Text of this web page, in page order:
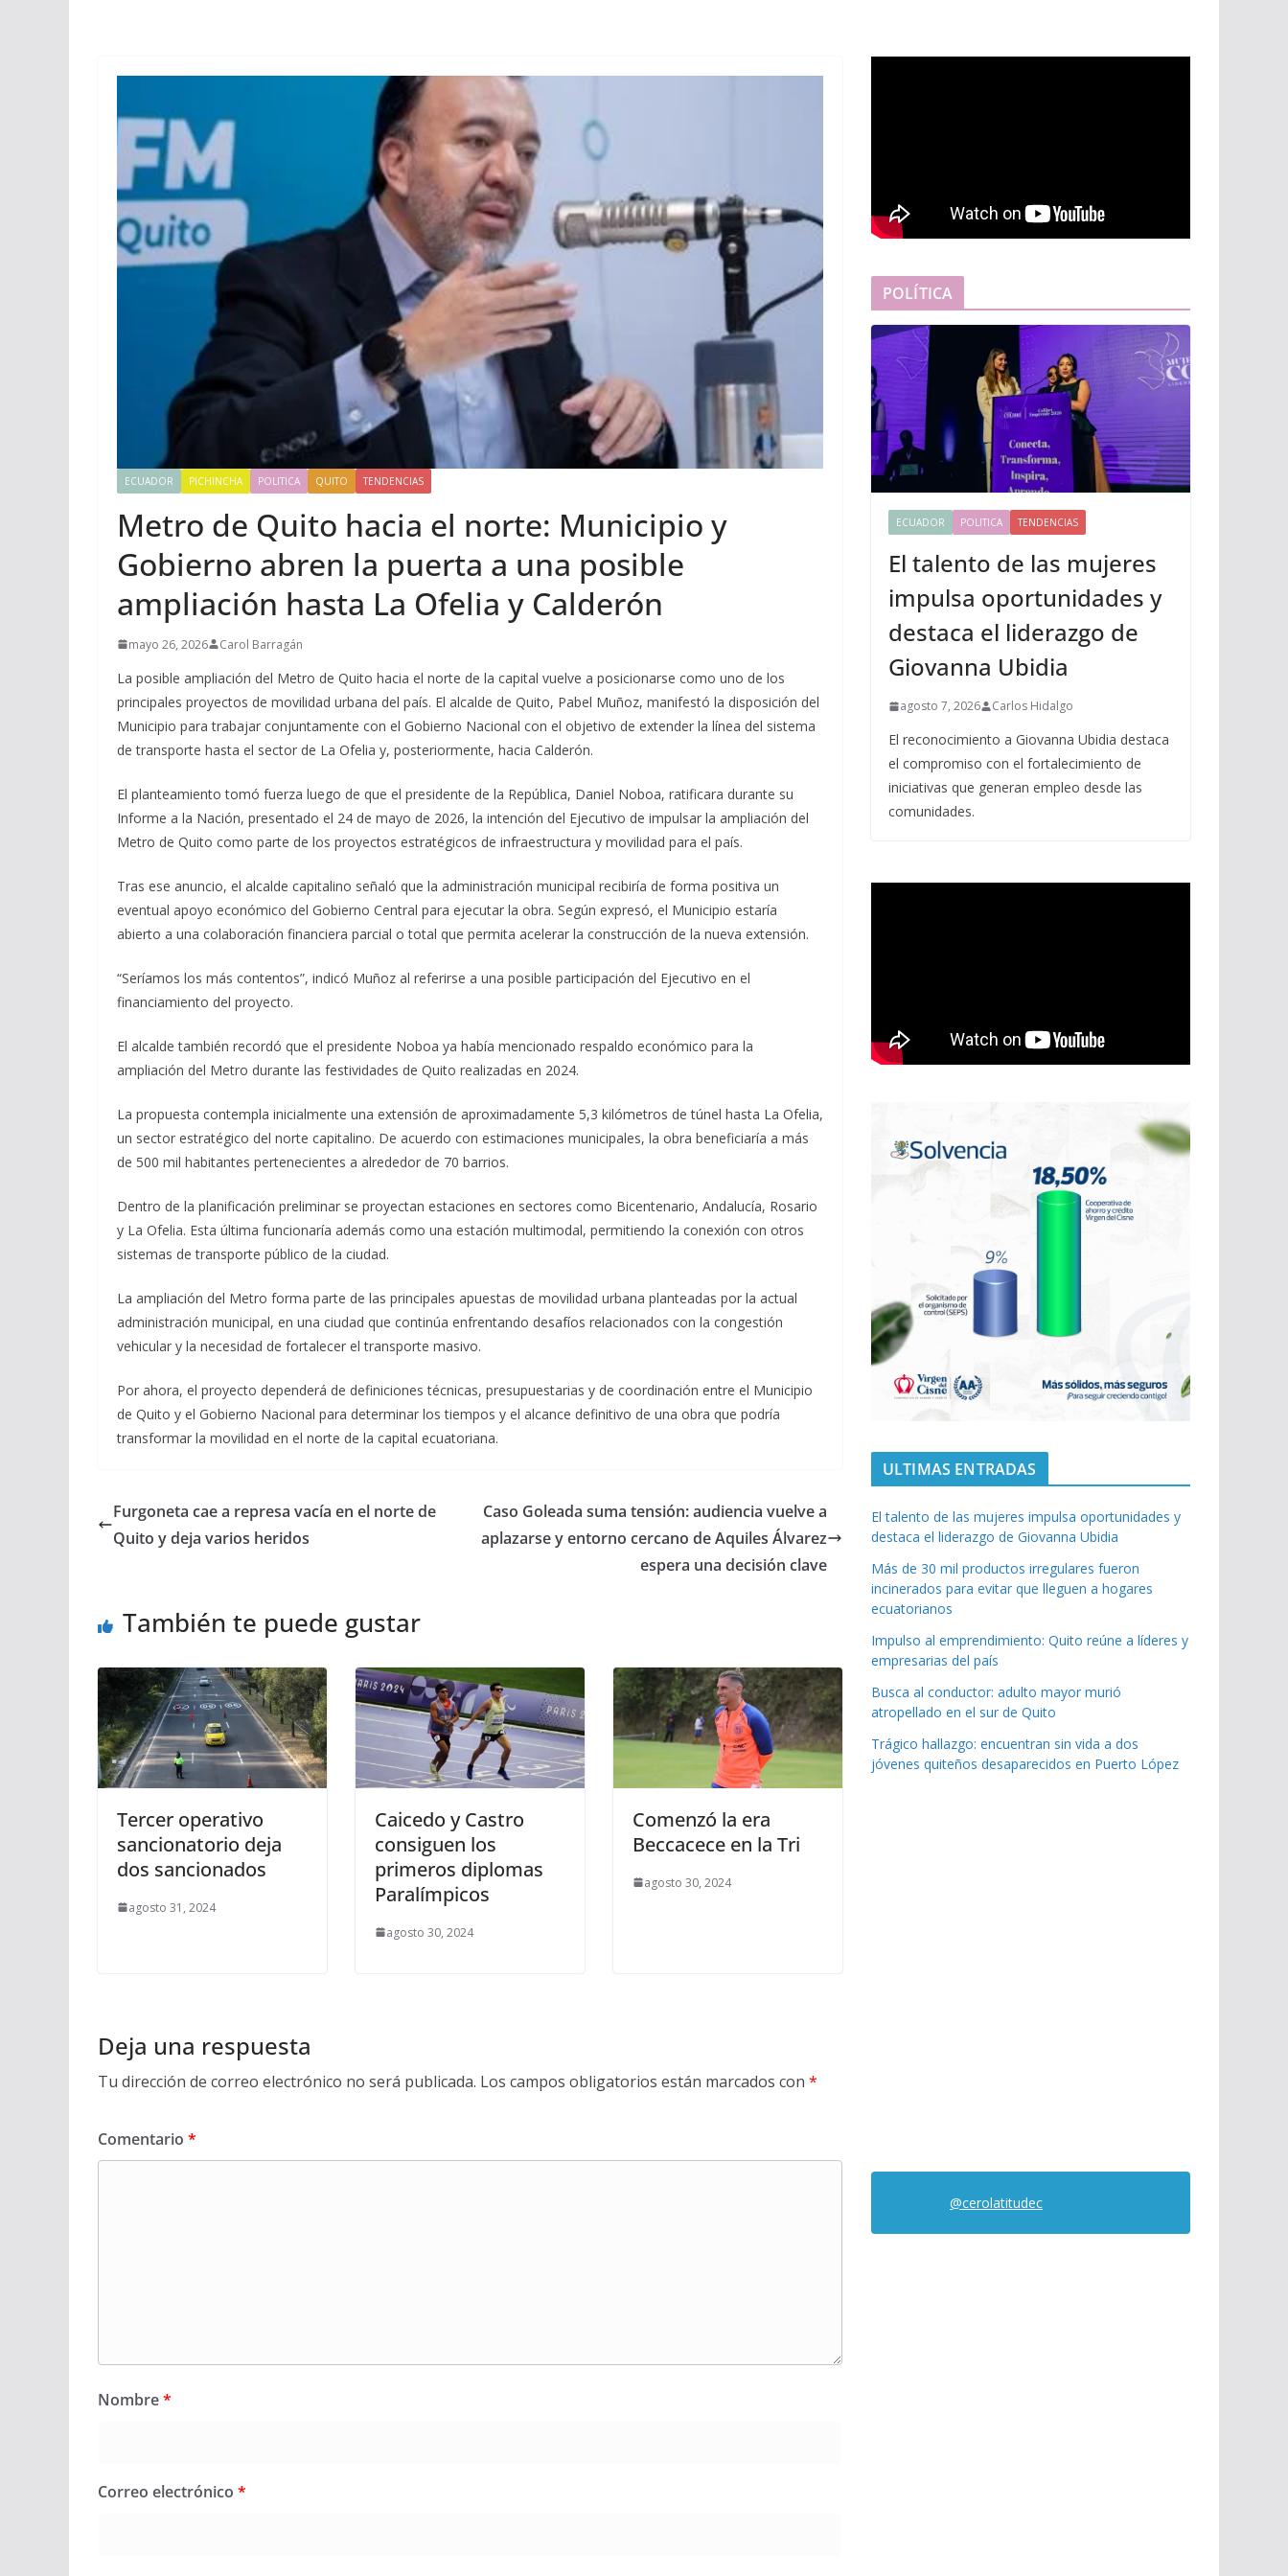
ECUADOR PICHINCHA POLITICA QUITO TENDENCIAS
Metro de Quito hacia el norte: Municipio y
Gobierno abren la puerta a una posible
ampliación hasta La Ofelia y Calderón
mayo 26, 2026 Carol Barragán
La posible ampliación del Metro de Quito hacia el norte de la capital vuelve a posicionarse como uno de los
principales proyectos de movilidad urbana del país. El alcalde de Quito, Pabel Muñoz, manifestó la disposición del
Municipio para trabajar conjuntamente con el Gobierno Nacional con el objetivo de extender la línea del sistema
de transporte hasta el sector de La Ofelia y, posteriormente, hacia Calderón.
El planteamiento tomó fuerza luego de que el presidente de la República, Daniel Noboa, ratificara durante su
Informe a la Nación, presentado el 24 de mayo de 2026, la intención del Ejecutivo de impulsar la ampliación del
Metro de Quito como parte de los proyectos estratégicos de infraestructura y movilidad para el país.
Tras ese anuncio, el alcalde capitalino señaló que la administración municipal recibiría de forma positiva un
eventual apoyo económico del Gobierno Central para ejecutar la obra. Según expresó, el Municipio estaría
abierto a una colaboración financiera parcial o total que permita acelerar la construcción de la nueva extensión.
“Seríamos los más contentos”, indicó Muñoz al referirse a una posible participación del Ejecutivo en el
financiamiento del proyecto.
El alcalde también recordó que el presidente Noboa ya había mencionado respaldo económico para la
ampliación del Metro durante las festividades de Quito realizadas en 2024.
La propuesta contempla inicialmente una extensión de aproximadamente 5,3 kilómetros de túnel hasta La Ofelia,
un sector estratégico del norte capitalino. De acuerdo con estimaciones municipales, la obra beneficiaría a más
de 500 mil habitantes pertenecientes a alrededor de 70 barrios.
Dentro de la planificación preliminar se proyectan estaciones en sectores como Bicentenario, Andalucía, Rosario
y La Ofelia. Esta última funcionaría además como una estación multimodal, permitiendo la conexión con otros
sistemas de transporte público de la ciudad.
La ampliación del Metro forma parte de las principales apuestas de movilidad urbana planteadas por la actual
administración municipal, en una ciudad que continúa enfrentando desafíos relacionados con la congestión
vehicular y la necesidad de fortalecer el transporte masivo.
Por ahora, el proyecto dependerá de definiciones técnicas, presupuestarias y de coordinación entre el Municipio
de Quito y el Gobierno Nacional para determinar los tiempos y el alcance definitivo de una obra que podría
transformar la movilidad en el norte de la capital ecuatoriana.
Furgoneta cae a represa vacía en el norte de
Quito y deja varios heridos
Caso Goleada suma tensión: audiencia vuelve a
aplazarse y entorno cercano de Aquiles Álvarez
espera una decisión clave
También te puede gustar
Tercer operativo
sancionatorio deja
dos sancionados
agosto 31, 2024
Caicedo y Castro
consiguen los
primeros diplomas
Paralímpicos
agosto 30, 2024
Comenzó la era
Beccacece en la Tri
agosto 30, 2024
Deja una respuesta
Tu dirección de correo electrónico no será publicada. Los campos obligatorios están marcados con *
Comentario *
Nombre*
Correo electrónico *
POLÍTICA
ECUADOR POLITICA TENDENCIAS
El talento de las mujeres
impulsa oportunidades y
destaca el liderazgo de
Giovanna Ubidia
agosto 7, 2026 Carlos Hidalgo
El reconocimiento a Giovanna Ubidia destaca
el compromiso con el fortalecimiento de
iniciativas que generan empleo desde las
comunidades.
ULTIMAS ENTRADAS
El talento de las mujeres impulsa oportunidades y
destaca el liderazgo de Giovanna Ubidia
Más de 30 mil productos irregulares fueron
incinerados para evitar que lleguen a hogares
ecuatorianos
Impulso al emprendimiento: Quito reúne a líderes y
empresarias del país
Busca al conductor: adulto mayor murió
atropellado en el sur de Quito
Trágico hallazgo: encuentran sin vida a dos
jóvenes quiteños desaparecidos en Puerto López
@cerolatitudec